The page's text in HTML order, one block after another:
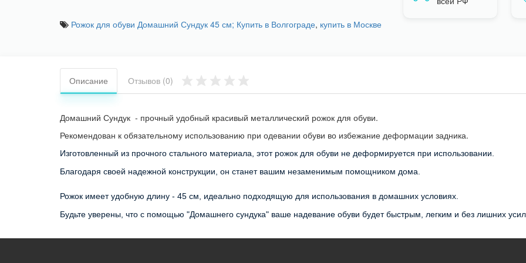
Рожок для обуви Домашний Сундук 45 см; Купить в Волгограде, купить в Москве
Описание Отзывов (0)
Домашний Сундук - прочный удобный красивый металлический рожок для обуви.
Рекомендован к обязательному использованию при одевании обуви во избежание деформации задника.
Изготовленный из прочного стального материала, этот рожок для обуви не деформируется при использовании.
Благодаря своей надежной конструкции, он станет вашим незаменимым помощником дома.
Рожок имеет удобную длину - 45 см, идеально подходящую для использования в домашних условиях.
Будьте уверены, что с помощью "Домашнего сундука" ваше надевание обуви будет быстрым, легким и без лишних